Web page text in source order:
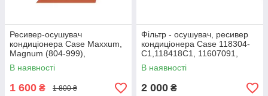
Ресивер-осушувач
кондиціонера Case Maxxum,
Magnum (804-999),
2388/7240/MX255/270
1990758C2
В наявності
1 600 ₴ 1 800 ₴
Фільтр - осушувач, ресивер
кондиціонера Case 118304-
C1,118418C1, 11607091,
118304C2, 207422, 8005308,
804533, 8802300
В наявності
2 000 ₴